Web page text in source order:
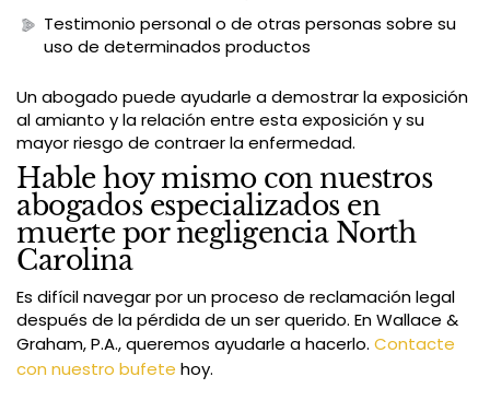
Testimonio personal o de otras personas sobre su
uso de determinados productos
Un abogado puede ayudarle a demostrar la exposición
al amianto y la relación entre esta exposición y su
mayor riesgo de contraer la enfermedad.
Hable hoy mismo con nuestros
abogados especializados en
muerte por negligencia North
Carolina
Es difícil navegar por un proceso de reclamación legal
después de la pérdida de un ser querido. En Wallace &
Graham, P.A., queremos ayudarle a hacerlo. Contacte
con nuestro bufete hoy.